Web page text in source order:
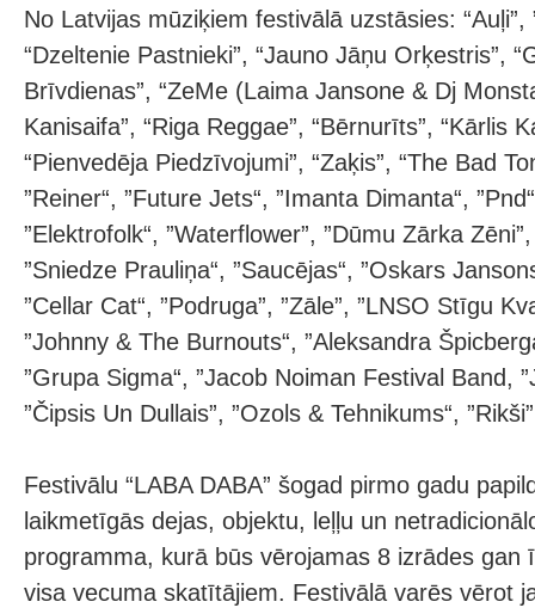
No Latvijas mūziķiem festivālā uzstāsies: “Auļi”,
“Dzeltenie Pastnieki”, “Jauno Jāņu Orķestris”,
Brīvdienas”, “ZeMe (Laima Jansone & Dj
Kanisaifa”, “Riga Reggae”, “Bērnurīts”, “Kārlis
“Pienvedēja Piedzīvojumi”, “Zaķis”, “The Bad
”Reiner“, ”Future Jets“, ”Imanta Dimanta“,
”Elektrofolk“, ”Waterflower”, ”Dūmu Zārka
”Sniedze Prauliņa“, ”Saucējas“, ”Oskars
”Cellar Cat“, ”Podruga”, ”Zāle”, ”LNSO Stīgu
”Johnny & The Burnouts“, ”Aleksandra
”Grupa Sigma“, ”Jacob Noiman Festival Band,
”Čipsis Un Dullais”, ”Ozols & Tehnikums“,
Festivālu “LABA DABA” šogad pirmo gadu
laikmetīgās dejas, objektu, leļļu un
programma, kurā būs vērojamas 8 izrādes gan
visa vecuma skatītājiem. Festivālā varēs vērot